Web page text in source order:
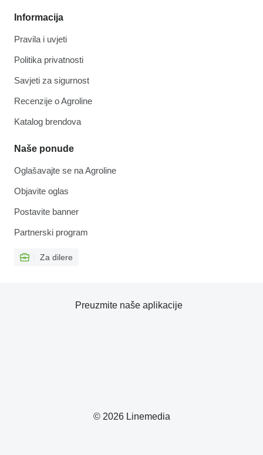
Informacija
Pravila i uvjeti
Politika privatnosti
Savjeti za sigurnost
Recenzije o Agroline
Katalog brendova
Naše ponude
Oglašavajte se na Agroline
Objavite oglas
Postavite banner
Partnerski program
Za dilere
© 2026 Linemedia
Preuzmite naše aplikacije